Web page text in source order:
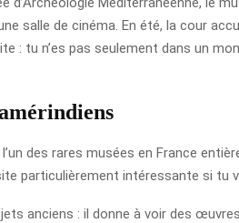
salle de cinéma. En été, la cour
: tu n’es pas seulement dans un
des rares musées en France
particulièrement intéressante si tu
anciens : il donne à voir des